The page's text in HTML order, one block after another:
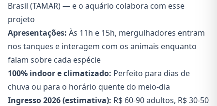
Brasil (TAMAR) — e o aquário colabora com esse
projeto
Apresentações: Às 11h e 15h, mergulhadores entram
nos tanques e interagem com os animais enquanto
falam sobre cada espécie
100% indoor e climatizado: Perfeito para dias de
chuva ou para o horário quente do meio-dia
Ingresso 2026 (estimativa): R$ 60-90 adultos, R$ 30-50